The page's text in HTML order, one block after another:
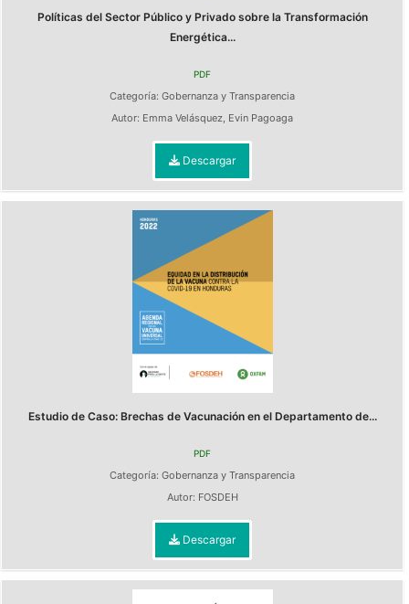
Políticas del Sector Público y Privado sobre la Transformación
Energética...
PDF
Categoría: Gobernanza y Transparencia
Autor: Emma Velásquez, Evin Pagoaga
Descargar
Estudio de Caso: Brechas de Vacunación en el Departamento de...
PDF
Categoría: Gobernanza y Transparencia
Autor: FOSDEH
Descargar